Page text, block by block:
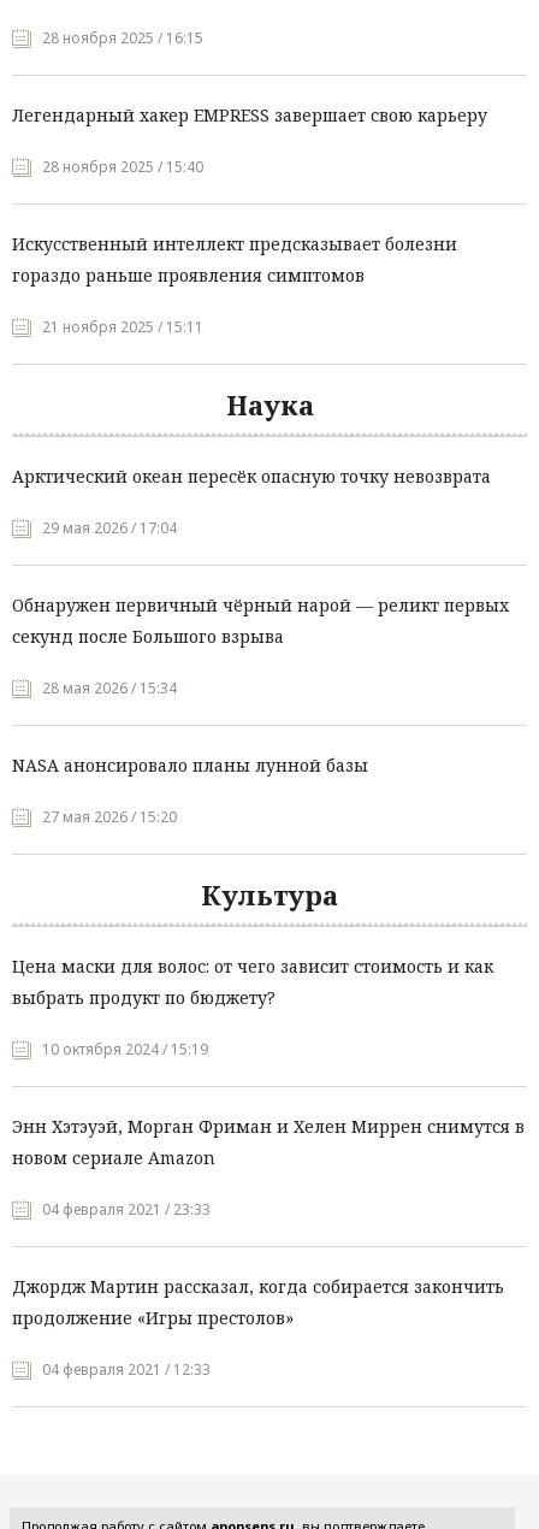
28 ноября 2025 / 16:15
Легендарный хакер EMPRESS завершает свою карьеру
28 ноября 2025 / 15:40
Искусственный интеллект предсказывает болезни
гораздо раньше проявления симптомов
21 ноября 2025 / 15:11
Наука
Арктический океан пересёк опасную точку невозврата
29 мая 2026 / 17:04
Обнаружен первичный чёрный нарой — реликт первых
секунд после Большого взрыва
28 мая 2026 / 15:34
NASA анонсировало планы лунной базы
27 мая 2026 / 15:20
Культура
Цена маски для волос: от чего зависит стоимость и как
выбрать продукт по бюджету?
10 октября 2024 / 15:19
Энн Хэтэуэй, Морган Фриман и Хелен Миррен снимутся в
новом сериале Amazon
04 февраля 2021 / 23:33
Джордж Мартин рассказал, когда собирается закончить
продолжение «Игры престолов»
04 февраля 2021 / 12:33